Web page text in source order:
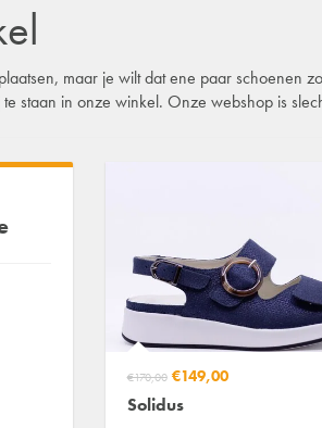
maar je wilt dat ene paar schoenen
staan in onze winkel. Onze webshop is
€170,00 €149,00
Solidus